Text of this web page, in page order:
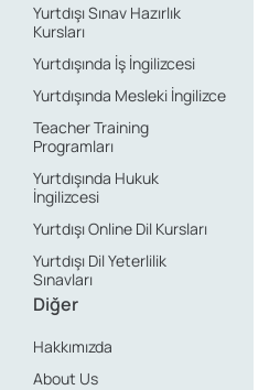
Yurtdışı Sınav Hazırlık
Kursları
Yurtdışında İş İngilizcesi
Yurtdışında Mesleki İngilizce
Teacher Training
Programları
Yurtdışında Hukuk
İngilizcesi
Yurtdışı Online Dil Kursları
Yurtdışı Dil Yeterlilik
Sınavları
Diğer
Hakkımızda
About Us